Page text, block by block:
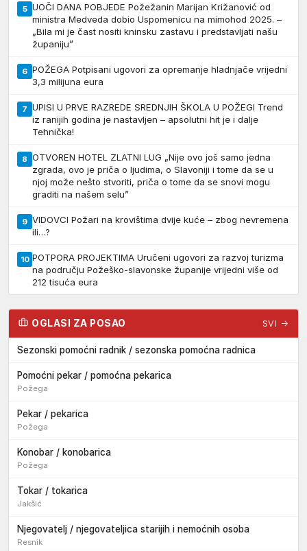
5 UOČI DANA POBJEDE Požežanin Marijan Križanović od
ministra Medveda dobio Uspomenicu na mimohod 2025. –
„Bila mi je čast nositi kninsku zastavu i predstavljati našu
županiju”
6 POŽEGA Potpisani ugovori za opremanje hladnjače vrijedni
3,3 milijuna eura
7 UPISI U PRVE RAZREDE SREDNJIH ŠKOLA U POŽEGI Trend
iz ranijih godina je nastavljen – apsolutni hit je i dalje
Tehnička!
8 OTVOREN HOTEL ZLATNI LUG „Nije ovo još samo jedna
zgrada, ovo je priča o ljudima, o Slavoniji i tome da se u
njoj može nešto stvoriti, priča o tome da se snovi mogu
graditi na našem selu”
9 VIDOVCI Požari na krovištima dvije kuće – zbog nevremena
ili…?
10 POTPORA PROJEKTIMA Uručeni ugovori za razvoj turizma
na području Požeško-slavonske županije vrijedni više od
212 tisuća eura
OGLASI ZA POSAO SVI →
Sezonski pomoćni radnik / sezonska pomoćna radnica
Pomoćni pekar / pomoćna pekarica
Požega
Pekar / pekarica
Požega
Konobar / konobarica
Požega
Tokar / tokarica
Jakšić
Njegovatelj / njegovateljica starijih i nemoćnih osoba
Resnik